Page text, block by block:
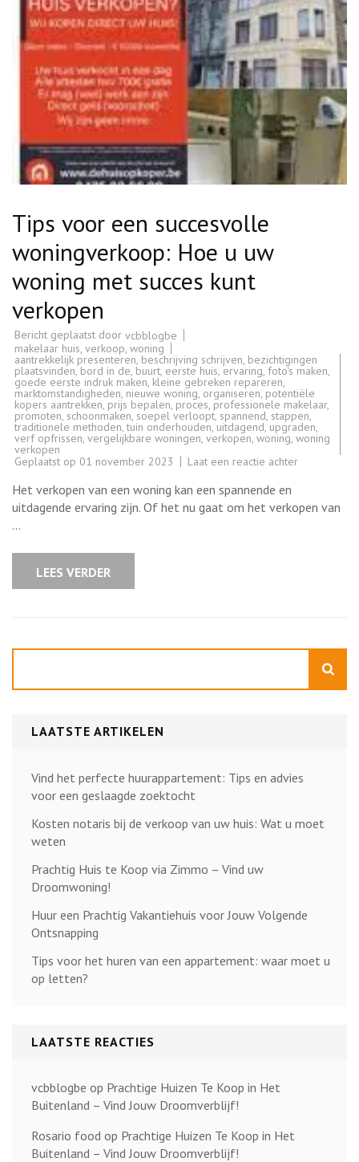
Tips voor een succesvolle
woningverkoop: Hoe u uw
woning met succes kunt
verkopen
Bericht geplaatst door vcbblogbe
makelaar huis, verkoop, woning
aantrekkelijk presenteren, beschrijving schrijven, bezichtigingen
plaatsvinden,bord in de, buurt, eerste huis, ervaring, foto's maken,
goede eerste indruk maken, kleine gebreken repareren,
marktomstandigheden, nieuwe woning, organiseren, potentiële
kopers aantrekken, prijs bepalen, proces, professionele makelaar,
promoten, schoonmaken, soepel verloopt, spannend, stappen,
traditionele methoden,tuin onderhouden, uitdagend, upgraden,
verf opfrissen, vergelijkbare woningen, verkopen, woning, woning
verkopen
Geplaatst op 01 november 2023 Laat een reactie achterop
succesvolle
Het verkopen van een woning kan een spannende en
uitdagende ervaring zijn. Of het nu gaat om het verkopen van
…
LEES VERDER
LAATSTE ARTIKELEN
Vind het perfecte huurappartement: Tips en advies
voor een geslaagde zoektocht
Kosten notaris bij de verkoop van uw huis: Wat u moet
weten
Prachtig Huis te Koop via Zimmo – Vind uw
Droomwoning!
Huur een Prachtig Vakantiehuis voor Jouw Volgende
Ontsnapping
Tips voor het huren van een appartement: waar moet u
op letten?
LAATSTE REACTIES
vcbblogbe op Prachtige Huizen Te Koop in Het
Buitenland – Vind Jouw Droomverblijf!
Rosario food op Prachtige Huizen Te Koop in Het
Buitenland – Vind Jouw Droomverblijf!